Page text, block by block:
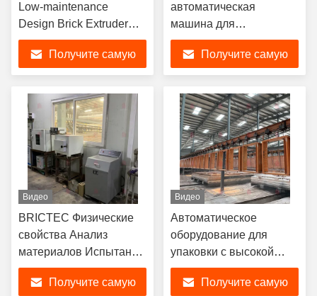
Low-maintenance
Design Brick Extruder
Machine with CE
Certification and
chromium Alloy Steel
Получите самую
автоматическая
машина для
производства блоков из
глиняного кирпича
Получите самую
Видео
BRICTEC Физические
свойства Анализ
материалов Испытание
лабораторного
оборудования
Получите самую
Видео
Автоматическое
оборудование для
упаковки с высокой
скоростью из кирпича
Полуавтоматическая
Получите самую